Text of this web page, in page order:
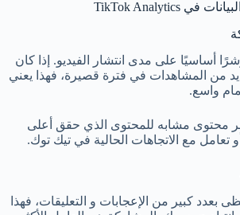
أساسيًا على مدى انتشار الفيديو. إذا كان
من المشاهدات في فترة قصيرة، فهذا يعني
واسع.
محتوى مشابه للمحتوى الذي حقق أعلى
مع الاتجاهات الحالية في تيك توك.
بعدد كبير من الإعجابات و التعليقات، فهذا